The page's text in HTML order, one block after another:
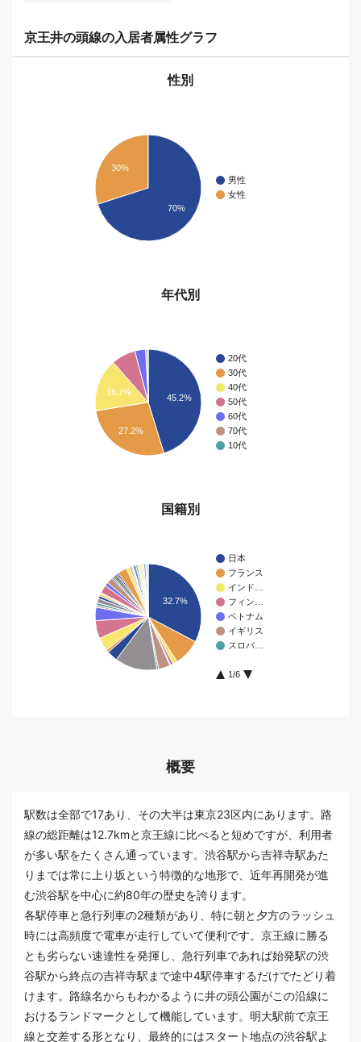
京王井の頭線の入居者属性グラフ
性別
男性
女性
30%
70%
年代別
20代
30代
40代
50代
60代
70代
10代
45.2%
16.1%
27.2%
国籍別
日本
フランス
インド…
フィン…
ベトナム
イギリス
スロバ…
1/6
32.7%
概要
駅数は全部で17あり、その大半は東京23区内にあります。路
線の総距離は12.7kmと京王線に比べると短めですが、利用者
が多い駅をたくさん通っています。渋谷駅から吉祥寺駅あた
りまでは常に上り坂という特徴的な地形で、近年再開発が進
む渋谷駅を中心に約80年の歴史を誇ります。
各駅停車と急行列車の2種類があり、特に朝と夕方のラッシュ
時には高頻度で電車が走行していて便利です。京王線に勝る
とも劣らない速達性を発揮し、急行列車であれば始発駅の渋
谷駅から終点の吉祥寺駅まで途中4駅停車するだけでたどり着
けます。路線名からもわかるように井の頭公園がこの沿線に
おけるランドマークとして機能しています。明大駅前で京王
線と交差する形となり、最終的にはスタート地点の渋谷駅よ